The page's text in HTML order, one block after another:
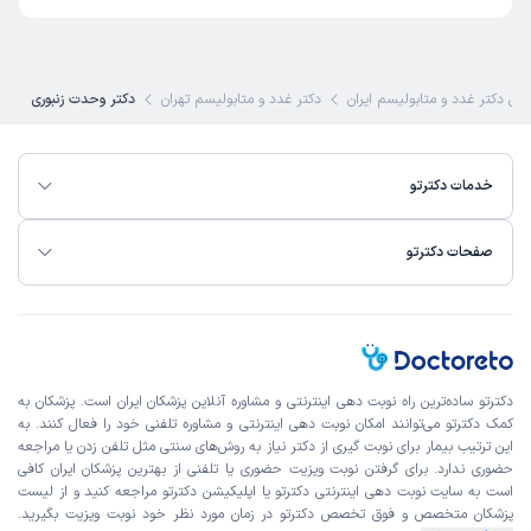
خیالم و راحت کردن
کاربر دکترتو
نوبت مطب از دکترتو
این پزشک را پیشنهاد میکنم
به راحتی وقت گرفتم و مشکلی نبود
علت مراجعه: چکاپ تیروئید
کاربر دکترتو
نوبت مطب از دکترتو
1405/02/01
دکتر غدد و متابولیسم ایران دکتر غدد و متابولیسم تهران دکتر وحدت زنبوری
خدمات دکترتو
صفحات دکترتو
دکترتو ساده‌ترین راه نوبت‌ دهی اینترنتی و مشاوره آنلاین پزشکان ایران است. پزشکان به
کمک دکترتو می‌توانند امکان نوبت دهی اینترنتی و مشاوره تلفنی خود را فعال کنند. به
این ترتیب بیمار برای نوبت گیری از دکتر نیاز به روش‌های سنتی مثل تلفن زدن یا مراجعه
حضوری ندارد. برای گرفتن نوبت ویزیت حضوری یا تلفنی از بهترین پزشکان ایران کافی
است به سایت نوبت دهی اینترنتی دکترتو یا اپلیکیشن دکترتو مراجعه کنید و از لیست
پزشکان متخصص و فوق تخصص دکترتو در زمان مورد نظر خود نوبت ویزیت بگیرید.